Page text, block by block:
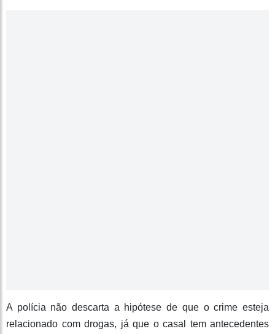
A polícia não descarta a hipótese de que o crime esteja
relacionado com drogas, já que o casal tem antecedentes